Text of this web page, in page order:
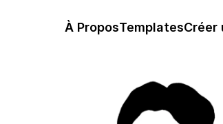
À ProposTemplatesCréer